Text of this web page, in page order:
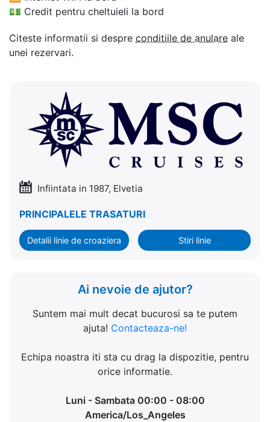
💵 Credit pentru cheltuieli la bord
Citeste informatii si despre conditiile de anulare ale
unei rezervari.
Infiintata in 1987, Elvetia
PRINCIPALELE TRASATURI
Detalii linie de croaziera Stiri linie
Ai nevoie de ajutor?
Suntem mai mult decat bucurosi sa te putem
ajuta! Contacteaza-ne!
Echipa noastra iti sta cu drag la dispozitie, pentru
orice informatie.
Luni - Sambata 00:00 - 08:00
America/Los_Angeles